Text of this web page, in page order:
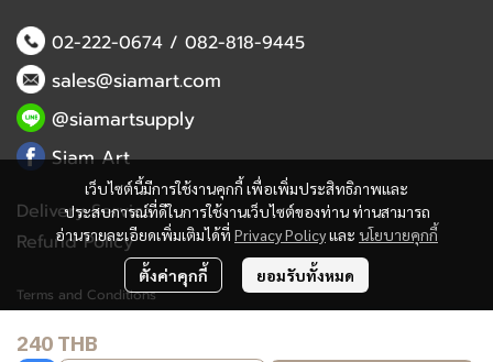
240 THB
เว็บไซต์นี้มีการใช้งานคุกกี้ เพื่อเพิ่มประสิทธิภาพและ
ประสบการณ์ที่ดีในการใช้งานเว็บไซต์ของท่าน ท่านสามารถ
อ่านรายละเอียดเพิ่มเติมได้ที่ Privacy Policyและ นโยบายคุกกี้
ตั้งค่าคุกกี้ ยอมรับทั้งหมด
02-222-0674/ 082-818-9445
sales@siamart.com
@siamartsupply
Siam Art
Delivery Service
Refund Policy
Terms and Conditions